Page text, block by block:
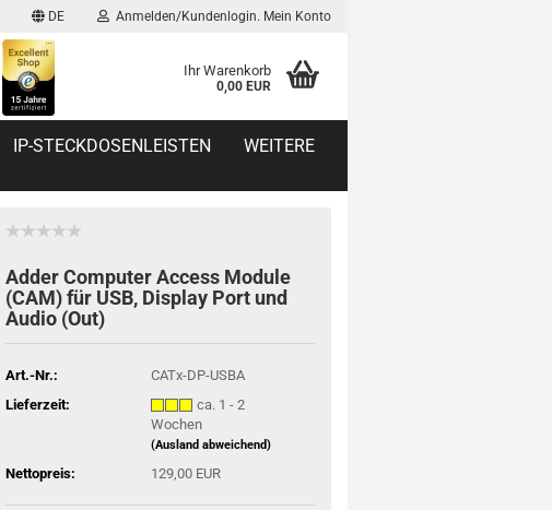
DE Anmelden/Kundenlogin. Mein Konto
Ihr Warenkorb
0,00 EUR
IP-STECKDOSENLEISTEN WEITERE
Adder Computer Access Module
(CAM) für USB, Display Port und
Audio (Out)
Art.-Nr.:
CATx-DP-USBA
Lieferzeit:
ca. 1 - 2
Wochen
(Ausland abweichend)
Nettopreis: 129,00 EUR